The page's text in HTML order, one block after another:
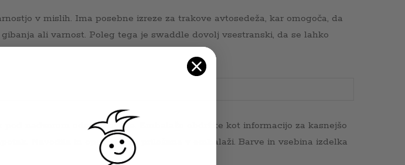
v mislih. Ima posebne izreze za trakove avtosedeža, kar omogoča, da
ali varnost. Poleg tega je swaddle dovolj vsestranski, da se lahko
nadzorom odrasle osebe. Embalažo obdržite kot informacijo za kasnejšo
Navodila in opozorila so priložena v embalaži. Barve in vsebina izdelka